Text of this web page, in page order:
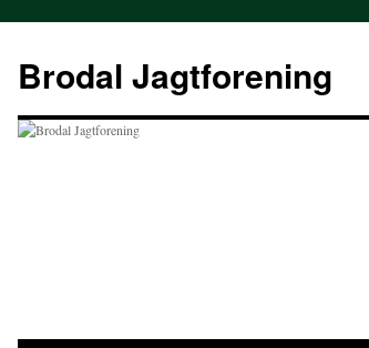
indhold
Brodal Jagtforening